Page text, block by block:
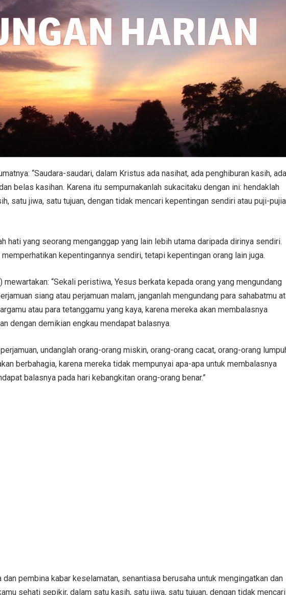
“Saudara-saudari, dalam Kristus ada nasihat, ada penghiburan kasih, ada
belas kasihan. Karena itu sempurnakanlah sukacitaku dengan ini: hendaklah
satu jiwa, satu tujuan, dengan tidak mencari kepentingan sendiri atau puji-
hati yang seorang menganggap yang lain lebih utama daripada dirinya sendiri.
kepentingannya sendiri, tetapi kepentingan orang lain juga.
“Sekali peristiwa, Yesus berkata kepada orang yang mengundang
siang atau perjamuan malam, janganlah mengundang para sahabatmu
atau para tetanggamu yang kaya, karena mereka akan membalasnya
dengan demikian engkau mendapat balasnya.
undanglah orang-orang miskin, orang-orang cacat, orang-orang
berbahagia, karena mereka tidak mempunyai apa-apa untuk membalasnya
balasnya pada hari kebangkitan orang-orang benar.”
pembina kabar keselamatan, senantiasa berusaha untuk mengingatkan dan
sehati sepikir, dalam satu kasih, satu jiwa, satu tujuan, dengan tidak mencari